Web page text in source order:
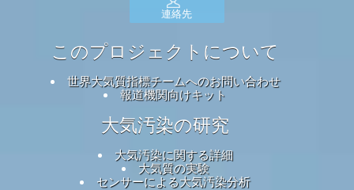
連絡先
このプロジェクトについて
世界大気質指標チームへのお問い合わせ
報道機関向けキット
大気汚染の研究
大気汚染に関する詳細
大気質の実験
センサーによる大気汚染分析